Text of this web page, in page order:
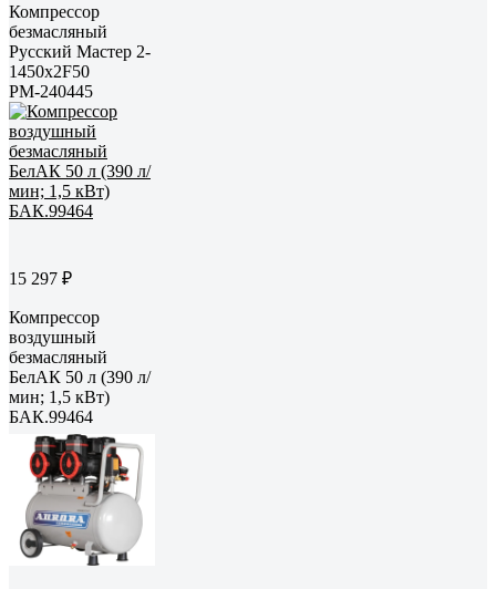
Компрессор
безмасляный
Русский Мастер 2-
1450x2F50
РМ-240445
15 297 ₽
Компрессор
воздушный
безмасляный
БелАК 50 л (390 л/
мин; 1,5 кВт)
БАК.99464